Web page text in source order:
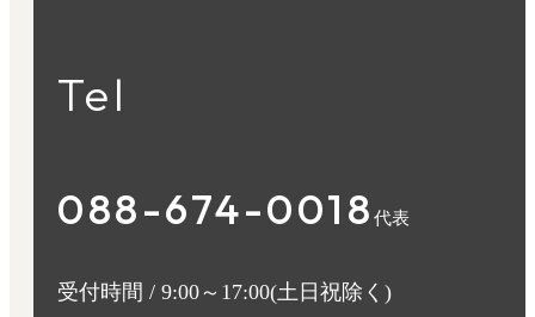
Tel
088-674-0018 代表
受付時間 / 9:00～17:00(土日祝除く)